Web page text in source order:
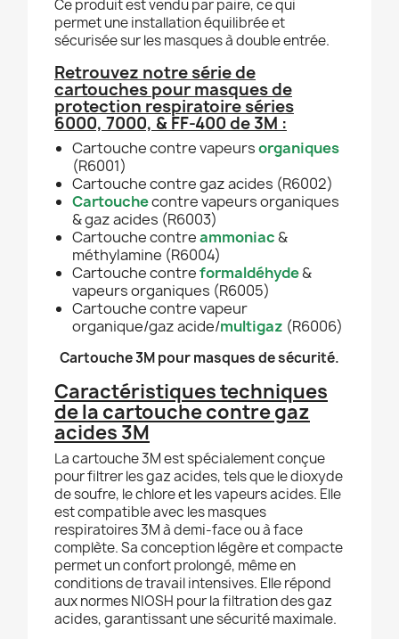
Ce produit est vendu par paire, ce qui
permet une installation équilibrée et
sécurisée sur les masques à double entrée.
Retrouvez notre série de
cartouches pour masques de
protection respiratoire séries
6000, 7000, & FF-400 de 3M :
Cartouche contre vapeursorganiques
(R6001)
Cartouche contre gaz acides (R6002)
Cartouchecontre vapeurs organiques
& gaz acides (R6003)
Cartouche contreammoniac&
méthylamine (R6004)
Cartouche contreformaldéhyde&
vapeurs organiques (R6005)
Cartouche contre vapeur
organique/gaz acide/multigaz (R6006)
Cartouche 3M pour masques de sécurité.
Caractéristiques techniques
de la cartouche contre gaz
acides 3M
La cartouche 3M est spécialement conçue
pour filtrer les gaz acides, tels que le dioxyde
de soufre, le chlore et les vapeurs acides. Elle
est compatible avec les masques
respiratoires 3M à demi-face ou à face
complète. Sa conception légère et compacte
permet un confort prolongé, même en
conditions de travail intensives. Elle répond
aux normes NIOSH pour la filtration des gaz
acides, garantissant une sécurité maximale.